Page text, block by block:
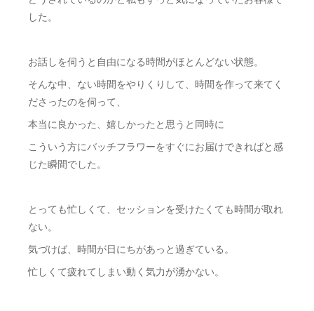
した。
お話しを伺うと自由になる時間がほとんどない状態。
そんな中、ない時間をやりくりして、時間を作って来てく
ださったのを伺って、
本当に良かった、嬉しかったと思うと同時に
こういう方にバッチフラワーをすぐにお届けできればと感
じた瞬間でした。
とっても忙しくて、セッションを受けたくても時間が取れ
ない。
気づけば、時間が日にちがあっと過ぎている。
忙しくて疲れてしまい動く気力が湧かない。